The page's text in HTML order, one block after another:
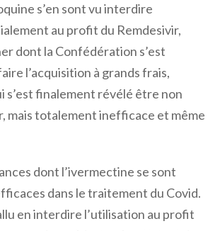
s’en sont vu interdire
au profit du Remdesivir,
dont la Confédération s’est
l’acquisition à grands frais,
s’est finalement révélé être non
mais totalement inefficace et même
dont l’ivermectine se sont
dans le traitement du Covid.
en interdire l’utilisation au profit